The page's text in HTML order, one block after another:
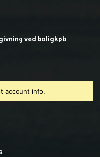
ved boligkøb
account info.